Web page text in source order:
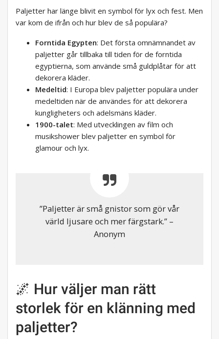
Paljetter har länge blivit en symbol för lyx och fest. Men
var kom de ifrån och hur blev de så populära?
Forntida Egypten: Det första omnämnandet av
paljetter går tillbaka till tiden för de forntida
egyptierna, som använde små guldplåtar för att
dekorera kläder.
Medeltid: I Europa blev paljetter populära under
medeltiden när de användes för att dekorera
kungligheters och adelsmäns kläder.
1900-talet: Med utvecklingen av film och
musikshower blev paljetter en symbol för
glamour och lyx.
”Paljetter är små gnistor som gör vår
värld ljusare och mer färgstark.” –
Anonym
🌌 Hur väljer man rätt
storlek för en klänning med
paljetter?